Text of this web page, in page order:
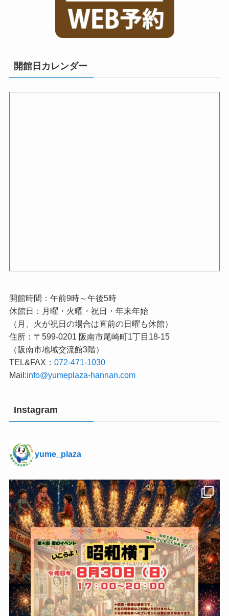
開館日カレンダー
開館時間：午前9時～午後5時
休館日：月曜・火曜・祝日・年末年始
（月、火が祝日の場合は直前の日曜も休館）
住所：〒599-0201 阪南市尾崎町1丁目18-15
（阪南市地域交流館3階）
TEL&FAX： 072-471-1030
Mail:info@yumeplaza-hannan.com
Instagram
yume_plaza